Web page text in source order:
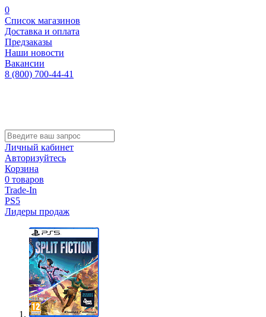
0
Список магазинов
Доставка и оплата
Предзаказы
Наши новости
Вакансии
8 (800) 700-44-41
Личный кабинет
Авторизуйтесь
Корзина
0 товаров
Trade-In
PS5
Лидеры продаж